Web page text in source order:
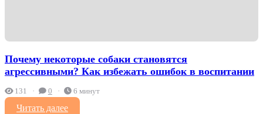
Почему некоторые собаки становятся
агрессивными? Как избежать ошибок в воспитании
131 0 6 минут
Читать далее